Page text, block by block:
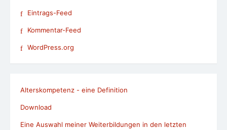
Eintrags-Feed
Kommentar-Feed
WordPress.org
Alterskompetenz - eine Definition
Download
Eine Auswahl meiner Weiterbildungen in den letzten